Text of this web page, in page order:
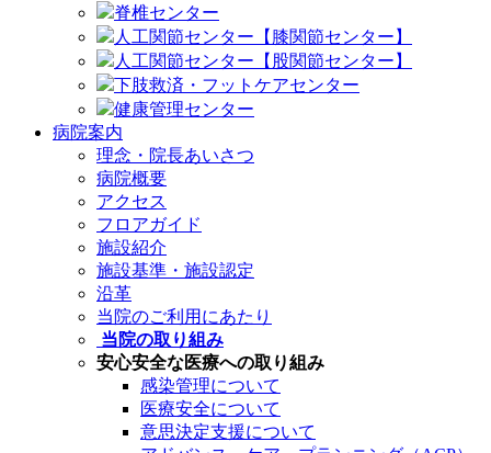
脊椎センター
人工関節センター【膝関節センター】
人工関節センター【股関節センター】
下肢救済・フットケアセンター
健康管理センター
病院案内
理念・院長あいさつ
病院概要
アクセス
フロアガイド
施設紹介
施設基準・施設認定
沿革
当院のご利用にあたり
当院の取り組み
安心安全な医療への取り組み
感染管理について
医療安全について
意思決定支援について